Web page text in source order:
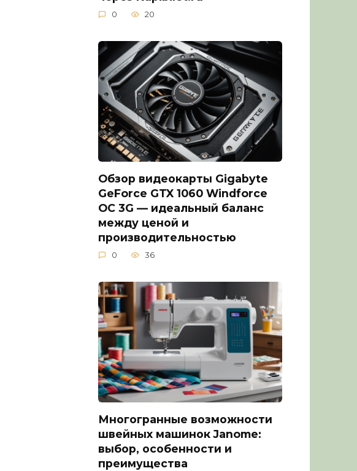
0 20
Обзор видеокарты Gigabyte
GeForce GTX 1060 Windforce
OC 3G — идеальный баланс
между ценой и
производительностью
0 36
Многогранные возможности
швейных машинок Janome:
выбор, особенности и
преимущества